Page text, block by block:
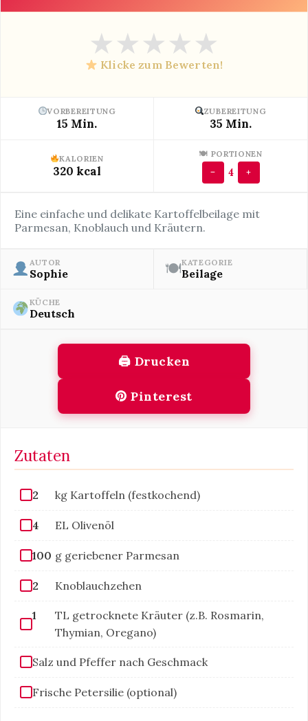
★★★★★
Klicke zum Bewerten!
VORBEREITUNG
15 Min.
ZUBEREITUNG
35 Min.
KALORIEN
320 kcal
🍽 PORTIONEN
− 4 +
Eine einfache und delikate Kartoffelbeilage mit
Parmesan, Knoblauch und Kräutern.
AUTOR
Sophie 🍽KATEGORIE
Beilage
KÜCHE
Deutsch
🖨 Drucken
Pinterest
Zutaten
2 kg Kartoffeln (festkochend)
4 EL Olivenöl
100 g geriebener Parmesan
2 Knoblauchzehen
1
TL getrocknete Kräuter (z.B. Rosmarin,
Thymian, Oregano)
Salz und Pfeffer nach Geschmack
Frische Petersilie (optional)